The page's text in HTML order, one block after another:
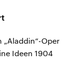
„Aladdin“-Oper
Ideen 1904